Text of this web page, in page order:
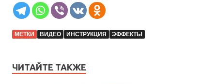
МЕТКИ ВИДЕО ИНСТРУКЦИЯ ЭФФЕКТЫ
ЧИТАЙТЕ ТАКЖЕ